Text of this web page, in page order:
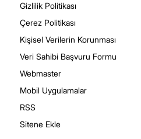
Gizlilik Politikası
Çerez Politikası
Kişisel Verilerin Korunması
Veri Sahibi Başvuru Formu
Webmaster
Mobil Uygulamalar
RSS
Sitene Ekle